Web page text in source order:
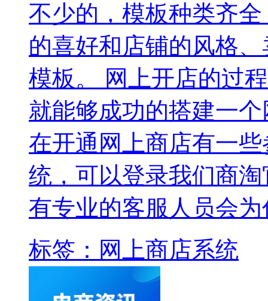
不少的，模板种类齐
的喜好和店铺的风格
模板。 网上开店的过
就能够成功的搭建一
在开通网上商店有一
统，可以登录我们商
有专业的客服人员会
标签： 网上商店系统